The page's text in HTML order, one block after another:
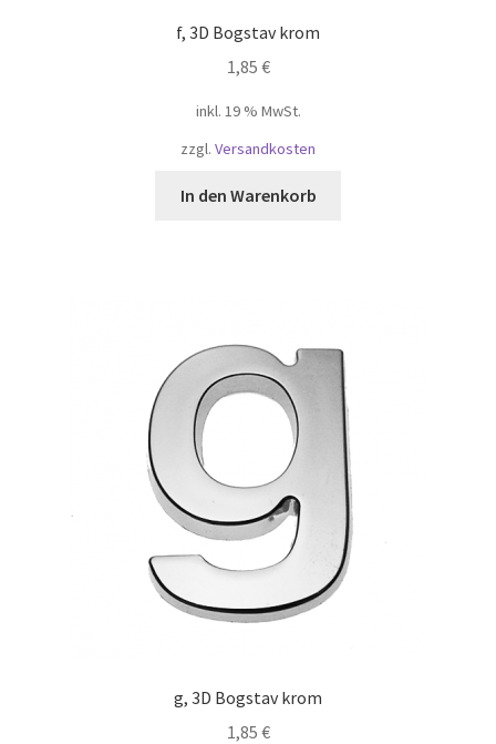
f, 3D Bogstav krom
1,85 €
inkl. 19 % MwSt.
zzgl. Versandkosten
In den Warenkorb
g, 3D Bogstav krom
1,85 €